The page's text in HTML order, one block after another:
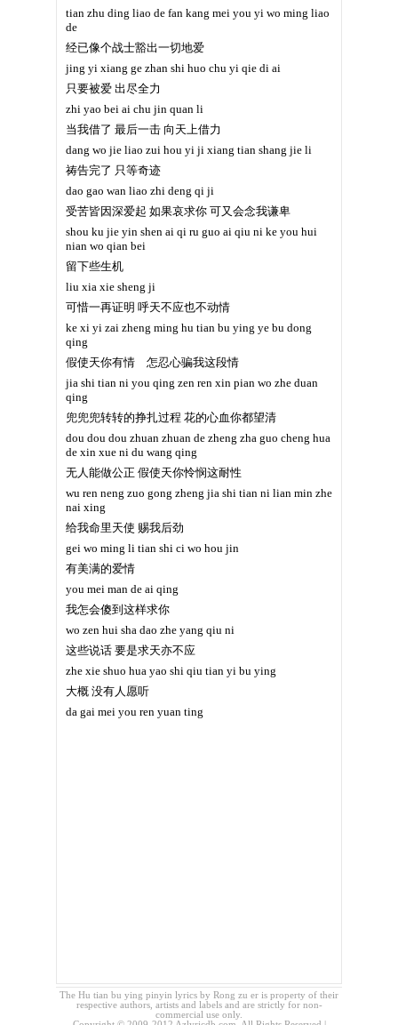
tian zhu ding liao de fan kang mei you yi wo ming liao
de
经已像个战士豁出一切地爱
jing yi xiang ge zhan shi huo chu yi qie di ai
只要被爱 出尽全力
zhi yao bei ai chu jin quan li
当我借了 最后一击 向天上借力
dang wo jie liao zui hou yi ji xiang tian shang jie li
祷告完了 只等奇迹
dao gao wan liao zhi deng qi ji
受苦皆因深爱起 如果哀求你 可又会念我谦卑
shou ku jie yin shen ai qi ru guo ai qiu ni ke you hui
nian wo qian bei
留下些生机
liu xia xie sheng ji
可惜一再证明 呼天不应也不动情
ke xi yi zai zheng ming hu tian bu ying ye bu dong
qing
假使天你有情 怎忍心骗我这段情
jia shi tian ni you qing zen ren xin pian wo zhe duan
qing
兜兜兜转转的挣扎过程 花的心血你都望清
dou dou dou zhuan zhuan de zheng zha guo cheng hua
de xin xue ni du wang qing
无人能做公正 假使天你怜悯这耐性
wu ren neng zuo gong zheng jia shi tian ni lian min zhe
nai xing
给我命里天使 赐我后劲
gei wo ming li tian shi ci wo hou jin
有美满的爱情
you mei man de ai qing
我怎会傻到这样求你
wo zen hui sha dao zhe yang qiu ni
这些说话 要是求天亦不应
zhe xie shuo hua yao shi qiu tian yi bu ying
大概 没有人愿听
da gai mei you ren yuan ting
The Hu tian bu ying pinyin lyrics by Rong zu er is property of their
respective authors, artists and labels and are strictly for non-
commercial use only.